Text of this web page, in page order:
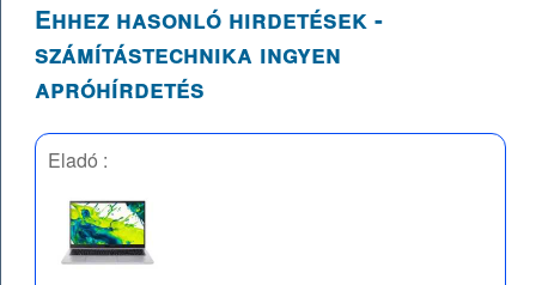
Ehhez hasonló hirdetések -
számítástechnika ingyen
apróhírdetés
Eladó :